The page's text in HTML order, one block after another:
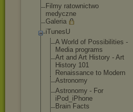
Filmy ratownictwo
medyczne
Galeria
iTunesU
A World of Possibilities -
Media programs
Art and Art History - Art
History 101
Renaissance to Modern
Astronomy
Astronomy - For
iPod_iPhone
Brain Facts